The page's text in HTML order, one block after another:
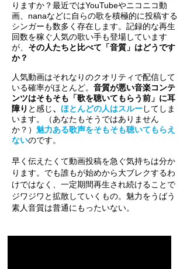
りますか？最近ではYouTubeやニコニコ動
画、nanaなどに自らの歌を積極的に投稿する
シンガーも数多く存在します。記録的な再生
回数を稼ぐ人気の歌い手も登場しています
が、 その人たちと比べて「音質」はどうです
か？
人気動画はそれなりのクオリティで配信して
いる確率がほとんど。 音質が悪い音楽コンテ
ンツはそもそも「歌を聴いてもらう前」に耳
障り と感じ、 ほとんどの人はスルーしてしま
います。（あなたもそうではありません
か？） 魅力ある歌声をそもそも聴いてもらえ
ないのです。
早く伝えたくて動画投稿を急ぐ気持ちは分か
ります。でも誰もが始めから大ブレクするわ
けではなく、一定期間再生され続けることで
ジワジワと拡散していくもの。魅力をうばう
素人音質は普通にもったいない。